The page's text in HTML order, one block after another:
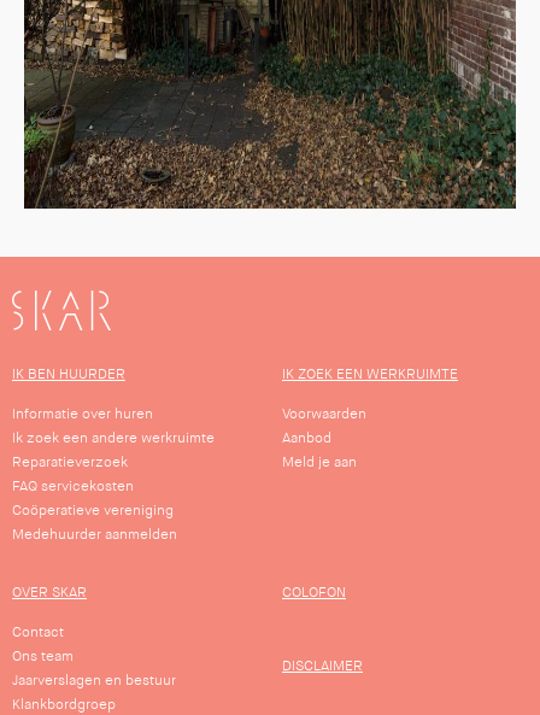
SKAR
IK BEN HUURDER
Informatie over huren
Ik zoek een andere werkruimte
Reparatieverzoek
FAQ servicekosten
Coöperatieve vereniging
Medehuurder aanmelden
IK ZOEK EEN WERKRUIMTE
Voorwaarden
Aanbod
Meld je aan
OVER SKAR
Contact
Ons team
Jaarverslagen en bestuur
Klankbordgroep
COLOFON
DISCLAIMER